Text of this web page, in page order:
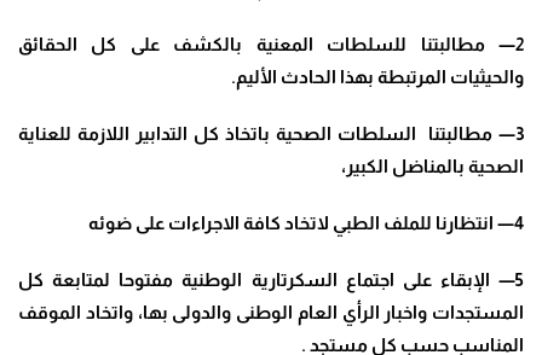
2
—مطالبتنا للسلطات المعنية بالكشف على كل الحقائق
والحيثيات المرتبطة بهذا الحادث الأليم.
3
— مطالبتنا السلطات الصحية باتخاذ كل التدابير اللازمة للعناية
الصحية بالمناضل الكبير،
4
— انتظارنا للملف الطبي لاتخاد كافة الاجراءات على ضوئه
5
— الإبقاء على اجتماع السكرتارية الوطنية مفتوحا لمتابعة كل
المستجدات واخبار الرأي العام الوطنى والدولى بها، واتخاد الموقف
المناسب حسب كل مستجد .